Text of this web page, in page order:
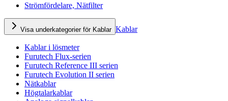
Strömfördelare, Nätfilter
Visa underkategorier för Kablar Kablar
Kablar i lösmeter
Furutech Flux-serien
Furutech Reference III serien
Furutech Evolution II serien
Nätkablar
Högtalarkablar